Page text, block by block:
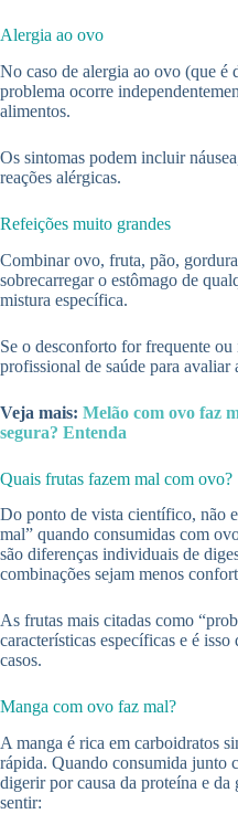
Alergia ao ovo
No caso de alergia ao ovo (que é
problema ocorre
alimentos.
Os sintomas podem incluir
reações alérgicas.
Refeições muito grandes
Combinar ovo, fruta, pão,
sobrecarregar o estômago de
mistura específica.
Se o desconforto for frequente
profissional de saúde para
Veja mais: Melão com ovo faz
segura? Entenda
Quais frutas fazem mal com ovo?
Do ponto de vista científico, não
mal” quando consumidas com
são diferenças individuais de
combinações sejam menos
As frutas mais citadas como
características específicas e é
casos.
Manga com ovo faz mal?
A manga é rica em carboidratos
rápida. Quando consumida junto
digerir por causa da proteína e da
sentir: